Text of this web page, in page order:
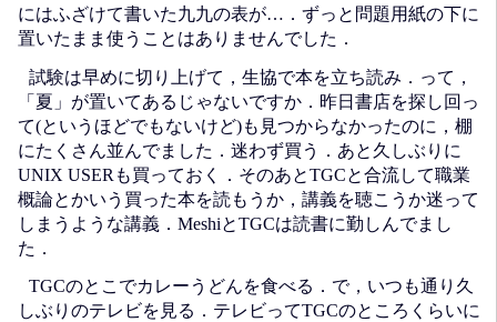
にはふざけて書いた九九の表が…．ずっと問題用紙の下に
置いたまま使うことはありませんでした．
試験は早めに切り上げて，生協で本を立ち読み．って，
「夏」が置いてあるじゃないですか．昨日書店を探し回っ
て(というほどでもないけど)も見つからなかったのに，棚
にたくさん並んでました．迷わず買う．あと久しぶりに
UNIX USERも買っておく．そのあとTGCと合流して職業
概論とかいう買った本を読もうか，講義を聴こうか迷って
しまうような講義．MeshiとTGCは読書に勤しんでまし
た．
TGCのとこでカレーうどんを食べる．で，いつも通り久
しぶりのテレビを見る．テレビってTGCのところくらいに